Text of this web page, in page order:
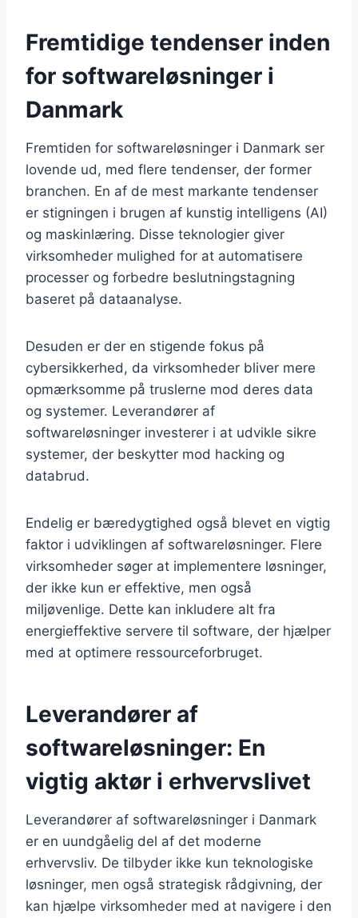
Fremtidige tendenser inden
for softwareløsninger i
Danmark
Fremtiden for softwareløsninger i Danmark ser
lovende ud, med flere tendenser, der former
branchen. En af de mest markante tendenser
er stigningen i brugen af kunstig intelligens (AI)
og maskinlæring. Disse teknologier giver
virksomheder mulighed for at automatisere
processer og forbedre beslutningstagning
baseret på dataanalyse.
Desuden er der en stigende fokus på
cybersikkerhed, da virksomheder bliver mere
opmærksomme på truslerne mod deres data
og systemer. Leverandører af
softwareløsninger investerer i at udvikle sikre
systemer, der beskytter mod hacking og
databrud.
Endelig er bæredygtighed også blevet en vigtig
faktor i udviklingen af softwareløsninger. Flere
virksomheder søger at implementere løsninger,
der ikke kun er effektive, men også
miljøvenlige. Dette kan inkludere alt fra
energieffektive servere til software, der hjælper
med at optimere ressourceforbruget.
Leverandører af
softwareløsninger: En
vigtig aktør i erhvervslivet
Leverandører af softwareløsninger i Danmark
er en uundgåelig del af det moderne
erhvervsliv. De tilbyder ikke kun teknologiske
løsninger, men også strategisk rådgivning, der
kan hjælpe virksomheder med at navigere i den